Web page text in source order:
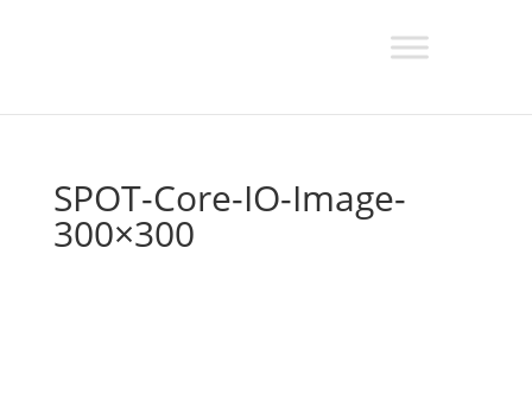
SPOT-Core-IO-Image-
300×300